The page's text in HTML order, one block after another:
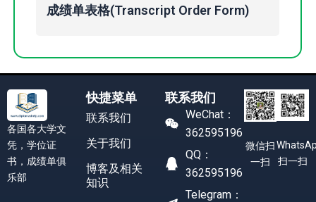
成绩单表格(Transcript Order Form)
各国各大学文
凭，学位证
书，成绩单俱
乐部
快捷菜单
联系我们
关于我们
博客及相关
知识
联系我们
WeChat：
362595196
QQ：
362595196
Telegram：
微信扫
一扫
扫一扫